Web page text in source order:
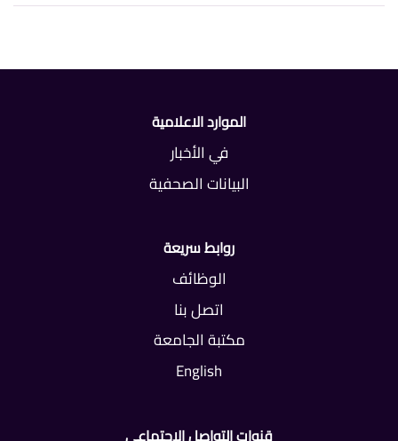
الموارد الاعلامية
في الأخبار
البيانات الصحفية
روابط سريعة
الوظائف
اتصل بنا
مكتبة الجامعة
English
قنوات التواصل الاجتماعي